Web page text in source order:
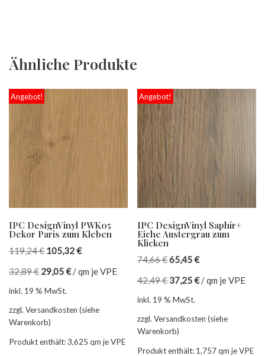
Ähnliche Produkte
Angebot!
IPC DesignVinyl PWK05
Dekor Paris zum Kleben
119,24€ 105,32€
32,89€ 29,05€/qm je VPE
inkl. 19 % MwSt.
zzgl. Versandkosten (siehe
Warenkorb)
Produkt enthält: 3,625 qm je VPE
Angebot!
IPC DesignVinyl Saphir+
Eiche Austergrau zum
Klicken
74,66€65,45€
42,49€ 37,25€/qm je VPE
inkl. 19 % MwSt.
zzgl. Versandkosten (siehe
Warenkorb)
Produkt enthält: 1,757qm je VPE